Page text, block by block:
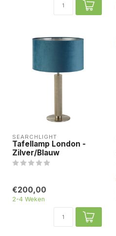
SEARCHLIGHT
Tafellamp London -
Zilver/Blauw
€200,00
2-4 Weken